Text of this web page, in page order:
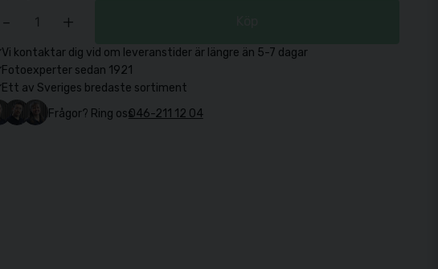
- +
Vi kontaktar dig vid om leveranstider är längre än 5-7 dagar
Fotoexperter sedan 1921
Ett av Sveriges bredaste sortiment
Frågor? Ring oss046-211 12 04